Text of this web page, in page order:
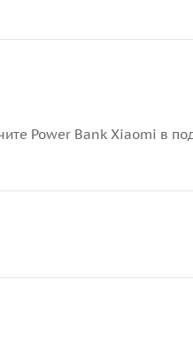
Power Bank Xiaomi в